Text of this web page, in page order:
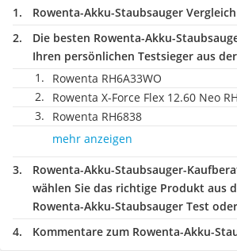
Rowenta-Akku-Staubsauger
Die besten Rowenta-Akku-
Ihren persönlichen Testsieger aus
Rowenta RH6A33WO
Rowenta X-Force Flex 12.60 Neo
Rowenta RH6838
mehr anzeigen
Rowenta-Akku-Staubsauger-
wählen Sie das richtige Produkt aus
Rowenta-Akku-Staubsauger Test
Kommentare zum Rowenta-Akku-